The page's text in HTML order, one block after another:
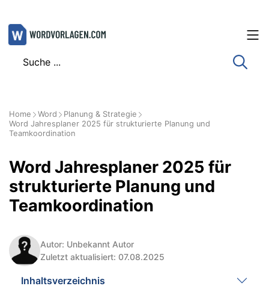
Zum
Inhalt
Home Word
Planung & Strategie
Word Jahresplaner 2025 für strukturierte Planung und
Teamkoordination
Word Jahresplaner 2025 für
strukturierte Planung und
Teamkoordination
Autor: Unbekannt Autor
Zuletzt aktualisiert: 07.08.2025
Inhaltsverzeichnis